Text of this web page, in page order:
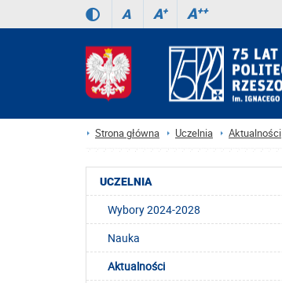
A A+ A++
Strona główna Uczelnia Aktualności
UCZELNIA
Wybory 2024-2028
Nauka
Aktualności